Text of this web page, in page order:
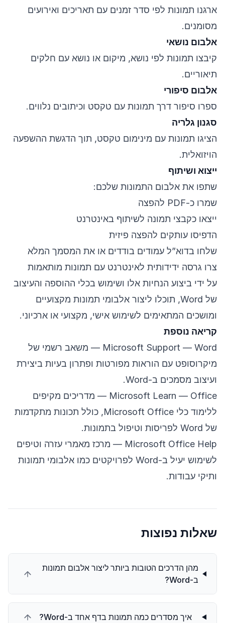
ארגנו תמונות לפי סדר זמנים עם תאריכים ואירועים
מסומנים.
אלבום נושאי
קיבצו תמונות לפי נושא, מיקום או נושא עם חלקים
תיאוריים.
אלבום סיפורי
ספרו סיפור דרך תמונות עם טקסט וכיתובים נלווים.
סגנון גלריה
הציגו תמונות עם מינימום טקסט, תוך הדגשת ההשפעה
הויזואלית.
ייצוא ושיתוף
שתפו את אלבום התמונות שלכם:
שמרו כ-PDF להפצה
ייצאו כקבצי תמונה לשיתוף באינטרנט
הדפיסו עותקים להפצה פיזית
שלחו בדוא”ל עמודים בודדים או את המסמך המלא
צרו גרסה ידידותית לאינטרנט עם תמונות מותאמות
על ידי ביצוע הנחיות אלו ושימוש בכלי ההוספה והעיצוב
של Word, תוכלו ליצור אלבומי תמונות מקצועיים
ומושכים המתאימים לשימוש אישי, מקצועי או ארכיוני.
קריאה נוספת
Microsoft Support — Word — משאב רשמי של
מיקרוסופט עם הוראות מפורטות ופתרון בעיות ביצירת
ועיצוב מסמכים ב-Word.
Microsoft Learn — Office — מדריכים מקיפים
ללימוד כלי Microsoft Office, כולל תכונות מתקדמות
של Word לפריסות וטיפול בתמונות.
Microsoft Office Help — מרכז מאמרי עזרה וטיפים
לשימוש יעיל ב-Word לפרויקטים כמו אלבומי תמונות
ותיקי עבודות.
שאלות נפוצות
מהן הדרכים הטובות ביותר ליצור אלבום תמונות
ב-Word?
איך מסדרים כמה תמונות בדף אחד ב-Word?